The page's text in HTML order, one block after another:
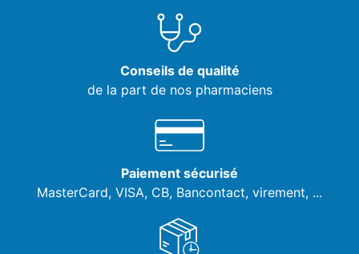
Conseils de qualité
de la part de nos pharmaciens
Paiement sécurisé
MasterCard, VISA, CB, Bancontact, virement, ...